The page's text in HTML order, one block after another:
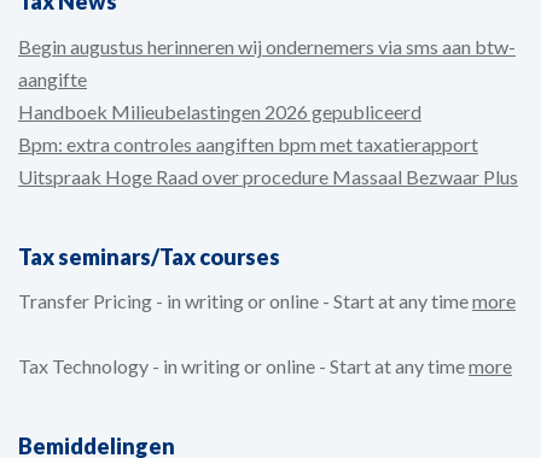
Begin augustus herinneren wij ondernemers via sms aan btw-
aangifte
Handboek Milieubelastingen 2026 gepubliceerd
Bpm: extra controles aangiften bpm met taxatierapport
Uitspraak Hoge Raad over procedure Massaal Bezwaar Plus
Tax seminars/Tax courses
Transfer Pricing - in writing or online - Start at any timemore
Tax Technology - in writing or online - Start at any timemore
Bemiddelingen